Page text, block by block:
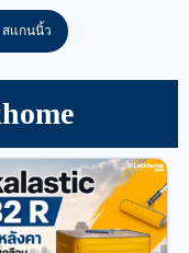
สแกนนิ้ว